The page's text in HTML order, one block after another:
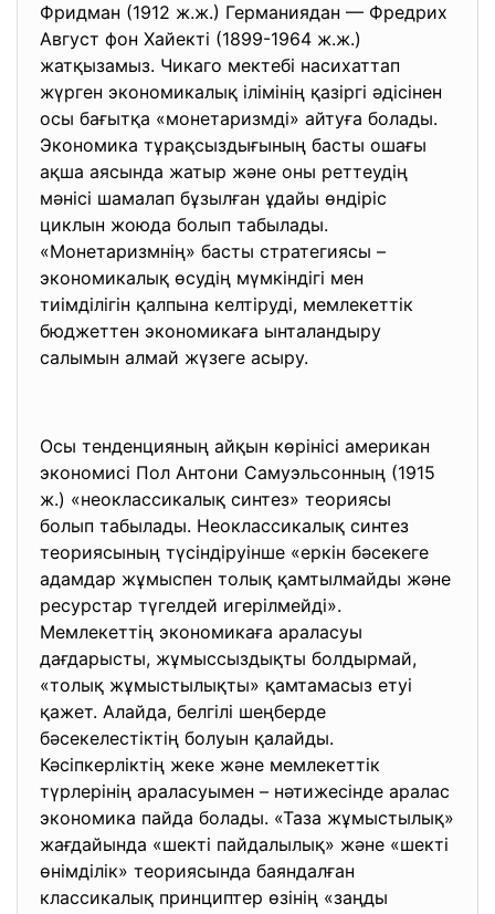
Фридман (1912 ж.ж.) Германиядан — Фредрих
Август фон Хайекті (1899-1964 ж.ж.)
жатқызамыз. Чикаго мектебі насихаттап
жүрген экономикалық ілімінің қазіргі әдісінен
осы бағытқа «монетаризмді» айтуға болады.
Экономика тұрақсыздығының басты ошағы
ақша аясында жатыр және оны реттеудің
мәнісі шамалап бұзылған ұдайы өндіріс
циклын жоюда болып табылады.
«Монетаризмнің» басты стратегиясы –
экономикалық өсудің мүмкіндігі мен
тиімділігін қалпына келтіруді, мемлекеттік
бюджеттен экономикаға ынталандыру
салымын алмай жүзеге асыру.
Осы тенденцияның айқын көрінісі американ
экономисі Пол Антони Самуэльсонның (1915
ж.) «неоклассикалық синтез» теориясы
болып табылады. Неоклассикалық синтез
теориясының түсіндіруінше «еркін бәсекеге
адамдар жұмыспен толық қамтылмайды және
ресурстар түгелдей игерілмейді».
Мемлекеттің экономикаға араласуы
дағдарысты, жұмыссыздықты болдырмай,
«толық жұмыстылықты» қамтамасыз етуі
қажет. Алайда, белгілі шеңберде
бәсекелестіктің болуын қалайды.
Кәсіпкерліктің жеке және мемлекеттік
түрлерінің араласуымен – нәтижесінде аралас
экономика пайда болады. «Таза жұмыстылық»
жағдайында «шекті пайдалылық» және «шекті
өнімділік» теориясында баяндалған
классикалық принциптер өзінің «заңды